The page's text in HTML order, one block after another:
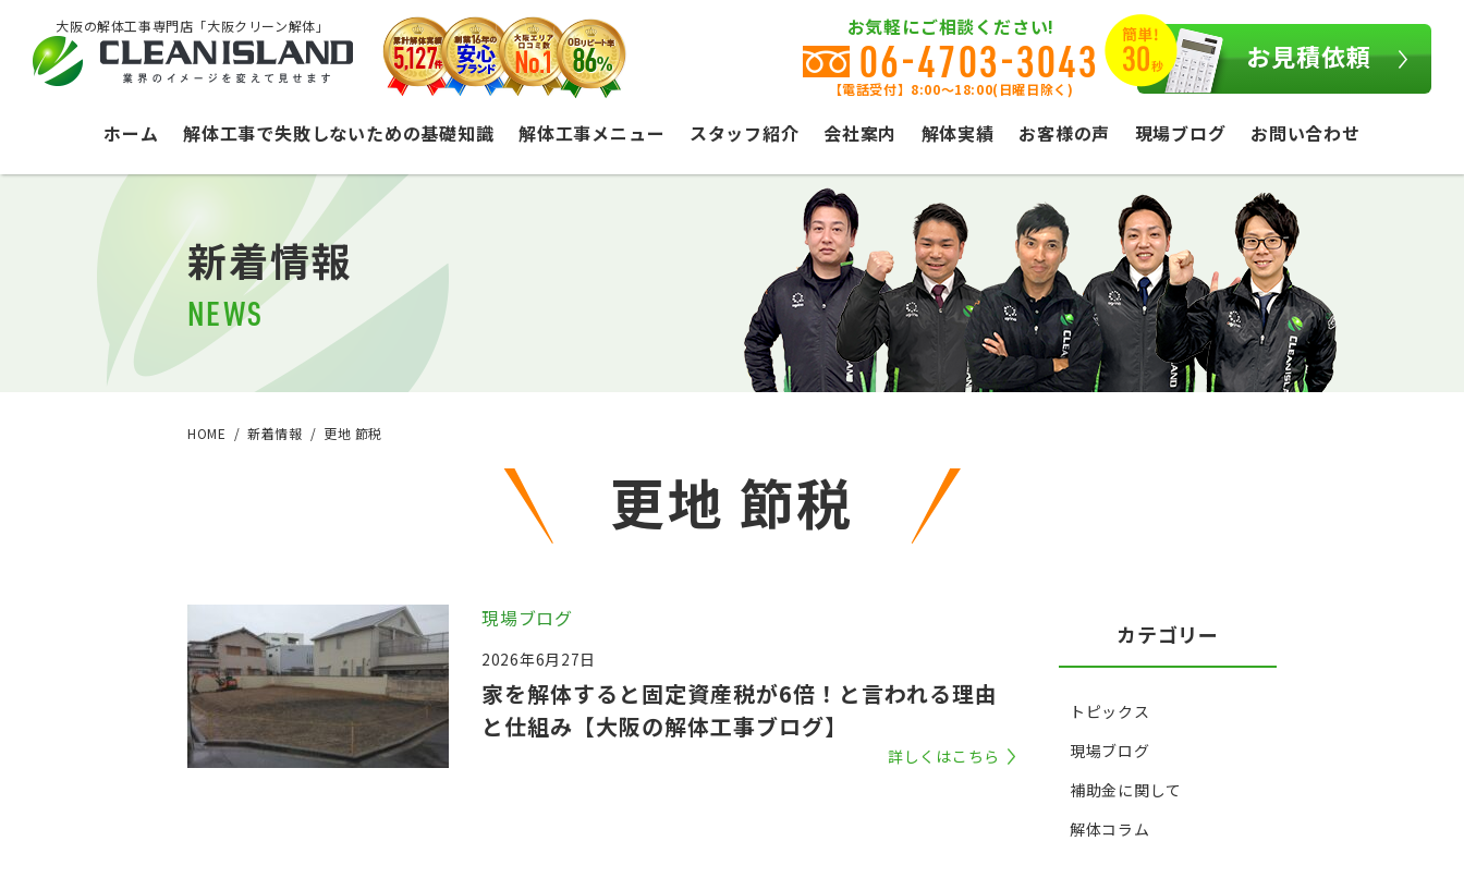
大阪の解体工事専門店「大阪クリーン解体」 お気軽にご相談ください!
06-4703-3043
【電話受付】8:00〜18:00(日曜日除く)
お見積依頼
ホーム 解体工事で失敗しないための基礎知識 解体工事メニュー スタッフ紹介 会社案内 解体実績 お客様の声 現場ブログ お問い合わせ
新着情報
NEWS
HOME 新着情報 更地 節税
更地 節税
現場ブログ
2026年6月27日
家を解体すると固定資産税が6倍！と言われる理由
と仕組み【大阪の解体工事ブログ】
詳しくはこちら
カテゴリー
トピックス
現場ブログ
補助金に関して
解体コラム